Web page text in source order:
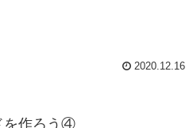
2020.12.16
を作ろう④